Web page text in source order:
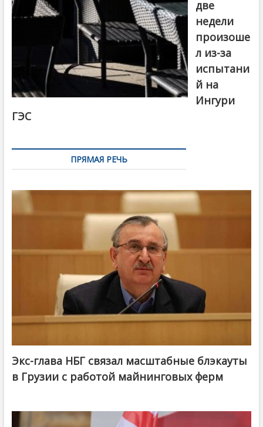
две
недели
произоше
л из-за
испытани
й на
Ингури
ГЭС
ПРЯМАЯ РЕЧЬ
Экс-глава НБГ связал масштабные блэкауты
в Грузии с работой майнинговых ферм